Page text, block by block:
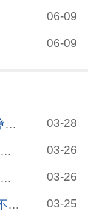
06-09
06-09
大家大盈之家2.0养老年金险的保障内容有哪些？大家大盈之家2.0养老年金险适合给6570岁的人买吗？一文分析！ 03-28
大家慧选养老年金保险领钱多？大家慧选养老年金保险保障好？注意它适合这些人投保！ 03-26
星福家终身寿险（分红型）收益好不好呢？用孩子的压岁钱投保进行理财怎么样？ 03-26
国联人寿平安如意两全保险B款好不好？国联人寿平安如意两全保险B款值得入手吗？看看买过的人怎么说！ 03-25